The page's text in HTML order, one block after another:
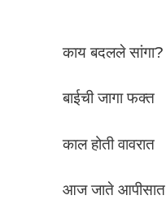
काय बदलले सांगा?
बाईची जागा फक्त
काल होती वावरात
आज जाते आपीसात